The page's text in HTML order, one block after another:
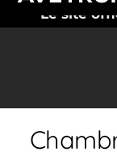
Le site